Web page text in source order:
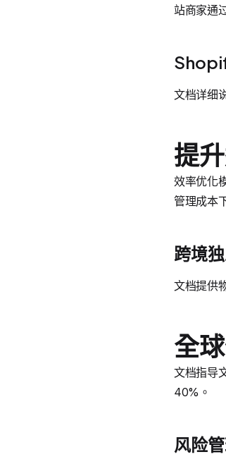
站商家通
文档详细
提
效率优化
管理成本
跨境
文档提供
全
文档指导
40%。
风险